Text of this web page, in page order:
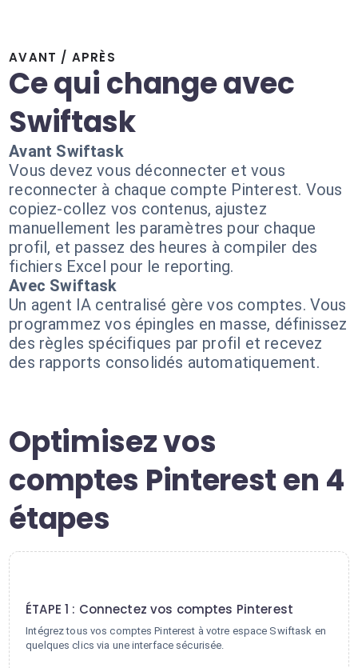
AVANT / APRÈS
Ce qui change avec
Swiftask
Avant Swiftask
Vous devez vous déconnecter et vous
reconnecter à chaque compte Pinterest. Vous
copiez-collez vos contenus, ajustez
manuellement les paramètres pour chaque
profil, et passez des heures à compiler des
fichiers Excel pour le reporting.
Avec Swiftask
Un agent IA centralisé gère vos comptes. Vous
programmez vos épingles en masse, définissez
des règles spécifiques par profil et recevez
des rapports consolidés automatiquement.
Optimisez vos
comptes Pinterest en 4
étapes
ÉTAPE 1 : Connectez vos comptes Pinterest
Intégrez tous vos comptes Pinterest à votre espace Swiftask en
quelques clics via une interface sécurisée.